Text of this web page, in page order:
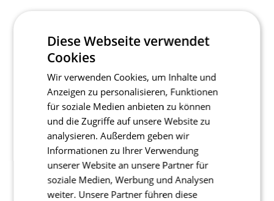
Diese Webseite verwendet
Cookies
Wir verwenden Cookies, um Inhalte und
Anzeigen zu personalisieren, Funktionen
für soziale Medien anbieten zu können
und die Zugriffe auf unsere Website zu
analysieren. Außerdem geben wir
Informationen zu Ihrer Verwendung
unserer Website an unsere Partner für
soziale Medien, Werbung und Analysen
weiter. Unsere Partner führen diese